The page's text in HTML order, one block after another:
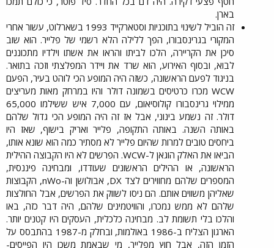
בארן.​
זה הוביל לשינוי בתוכניות וסטארקייד 1993 בשארלוט, עשור אחרי
המקורי בגרינסבורו, הפך ללילה הלא רשמי של פלייר. הוא שוב
סיכן את הקריירה, הלכו לביתו והראו את אשתו וילדיו מתכוננים
לבוא, ובסוף האירוע, הוא שרד את ויידר המפלצתי וזכה בתואר.
בניגוד לפעם הראשונה, כשזה היה המופע הכי לוהט בעיר, הפעם
WCW מכרו כרטיסים בשמונה דולר והיו במרחק מאות מעריצים
ממילוי גרינסבורו קולוסיאום, עם 7,000 איש ששילמו 65,000
דולר. זה נשמע בינוני, אבל אז זה היה המופע הכי גדול שלהם
באותה השנה. באותה התקופה, פלייר ואריק בישוף, שאז היו
ביחסים טובים למרות שהיום פלייר לא מסתיר כמה הוא שונא אותו,
הביאו את האלק הוגאן ל-WCW. הפרשים לא היו הקבוצה ההילית
הראשונה, או ההילים הראשונים שעודדו, ומבחינה פיננסית,
המספרים שלהם מחווירים לצד DX, אבולושן וה-nWo, הקבוצות
שאליהן משווים אותם. הם ניסו לשווק את הפרשים, אבל החולצות
שלהם לא ממש נמכרו, והוויטמינים שלהם, היה דבר כזה, באו
והלכו בלי תשומת לב. מבחינה כלכלית, העסקים היו קטנים יותר.
הארגון הצליח ב-1986 באולמות, ובחלק מ-1987 בהתבסס על
הזמן הזה, אבל חוץ מפלייר, מי שבאמת משכו היו הפייסים-